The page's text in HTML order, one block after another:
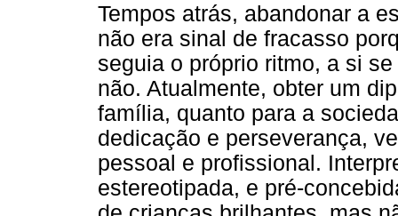
Tempos atrás, abandonar a
não era sinal de fracasso
seguia o próprio ritmo, a si
não. Atualmente, obter um
família, quanto para a
dedicação e perseverança,
pessoal e profissional.
estereotipada, e pré-